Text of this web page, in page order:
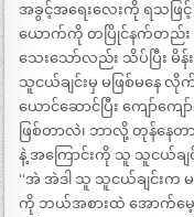
အခွင့်အရေးလေးကို ရသဖြင့်
ယောက်ကို တပြိုင်နက်တည်း ခံပ
သေးသော်လည်း သိပ်ပြီး မိန်
သူငယ်ချင်းမှ မဖြစ်မနေ
ယောင်ဆောင်ပြီး ကျော်က
ဖြစ်တာလဲ၊ ဘာလို့ တုန်နေတ
နဲ့ အကြောင်းကို သူ သူငယ်ချ
“အဲ အဲဒါ သူ သူငယ်ချင်းက
ကို ဘယ်အစားထဲ အောက်